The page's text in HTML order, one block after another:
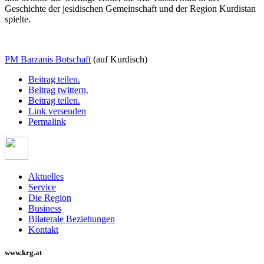
Geschichte der jesidischen Gemeinschaft und der Region Kurdistan
spielte.
PM Barzanis Botschaft (auf Kurdisch)
Beitrag teilen.
Beitrag twittern.
Beitrag teilen.
Link versenden
Permalink
Aktuelles
Service
Die Region
Business
Bilaterale Beziehungen
Kontakt
www.krg.at